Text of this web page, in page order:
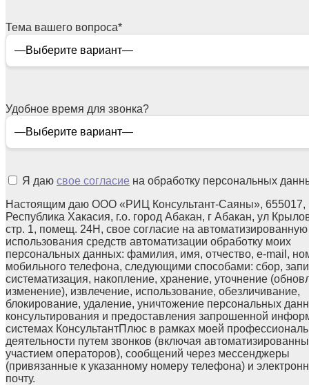
Тема вашего вопроса*
Удобное время для звонка?
Я даю свое согласие на обработку персональных
Настоящим даю ООО «РИЦ Консультант-Саяны», 655017,
Республика Хакасия, г.о. город Абакан, г Абакан, ул
стр. 1, помещ. 24Н, свое согласие на автоматизированную
использования средств автоматизации обработку моих
персональных данных: фамилия, имя, отчество, e-mail,
мобильного телефона, следующими способами: сбор,
систематизация, накопление, хранение, уточнение
изменение), извлечение, использование, обезличивание,
блокирование, удаление, уничтожение персональных
консультирования и предоставления запрошенной
системах КонсультантПлюс в рамках моей
деятельности путем звонков (включая
участием операторов), сообщений через мессенджеры
(привязанные к указанному номеру телефона) и
почту.